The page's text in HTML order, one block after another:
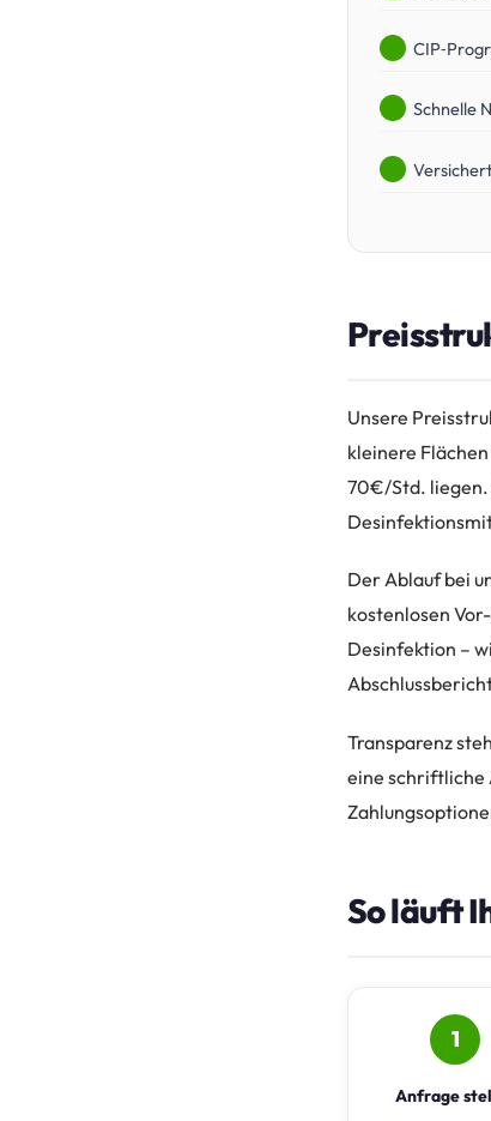
Schnelle
Unsere
kleinere
70€/Std. liegen.
Der Ablauf bei
kostenlosen
Desinfektion –
Transparenz
eine schriftliche
So läuft
1
Anfrage